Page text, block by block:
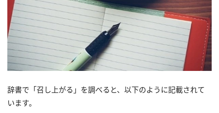
辞書で「召し上がる」を調べると、以下のように記載されて
います。